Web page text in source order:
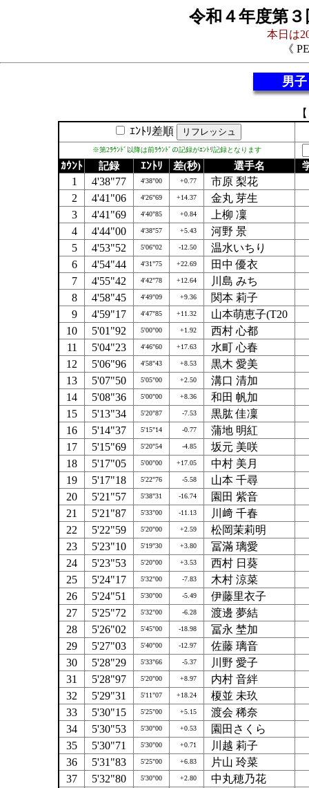
令和４年度第
本日は
《
男子
ｴﾝﾄﾘ差順
※第2ﾗｳﾝﾄﾞ以降は前ﾗｳﾝﾄﾞの記録がｴﾝﾄﾘ記録となります
ｶｳﾝﾄ 記録 ｴﾝﾄﾘ 差(秒) 選手名
1 4'38"77 4'38"00 +0.77
市原 梨花
2
4'41"06 4'26"69 +14.37
金丸 芽生
3
4'41"69 4'40"85 +0.84
上柳 凜
4
4'44"00 4'38"57 +5.43
河野 景
5
4'53"52 5'06"02 -12.50
温水いちり
6
4'54"44 4'31"75 +22.69
田中 優衣
7
4'55"42 4'42"78 +12.64
川島 みち
8
4'58"45 4'49"09 +9.36
関本 莉子
9
4'59"17 4'47"85 +11.32
山本萌恵子(T20
10
5'01"92 5'00"00 +1.92
西村 心都
11
5'04"23 4'46"60 +17.63
水町 心春
12
5'06"96 4'58"43 +8.53
黒木 愛美
13
5'07"50 5'05"00 +2.50
溝口 清加
14
5'08"36 5'00"00 +8.36
和田 帆加
15
5'13"34 5'20"87 -7.53
黒肱 佳凜
16
5'14"37 5'15"14 -0.77
蒲地 明紅
17
5'15"69 5'20"54 -4.85
坂元 美咲
18
5'17"05 5'00"00 +17.05
中村 美月
19
5'17"18 5'22"76 -5.58
山本 千尋
20
5'21"57 5'38"31 -16.74
園田 紫音
21
5'21"87 5'33"00 -11.13
川﨑 千春
22
5'22"59 5'20"00 +2.59
松岡茉莉明
23
5'23"10 5'19"30 +3.80
冨滿 璃愛
24
5'23"53 5'20"00 +3.53
西村 日葵
25
5'24"17 5'32"00 -7.83
木村 涼菜
26
5'24"51 5'30"00 -5.49
伊藤里衣子
27
5'25"72 5'32"00 -6.28
渡邊 夢結
28
5'26"02 5'45"00 -18.98
冨永 埜加
29
5'27"03 5'40"00 -12.97
佐藤 璃音
30
5'28"29 5'33"66 -5.37
川野 愛子
31
5'28"97 5'20"00 +8.97
内村 音絆
32
5'29"31 5'11"07 +18.24
榎並 未玖
33
5'30"15 5'25"00 +5.15
渡会 稀奈
34
5'30"53 5'30"00 +0.53
園田さくら
35
5'30"71 5'30"00 +0.71
川越 莉子
36
5'31"83 5'25"00 +6.83
片山 玲菜
37
5'32"80 5'30"00 +2.80
中丸穂乃花